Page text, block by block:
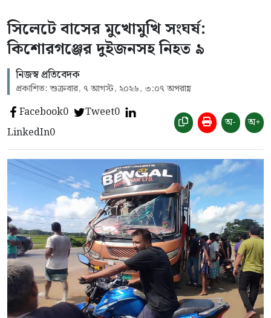
সিলেটে বাসের মুখোমুখি সংঘর্ষ:
কিশোরগঞ্জের দুইজনসহ নিহত ৯
নিজস্ব প্রতিবেদক
প্রকাশিত: শুক্রবার, ৭ আগস্ট, ২০২৬, ৩:০৭ অপরাহ্ণ
Facebook0 Tweet0
LinkedIn0
অ- অ+